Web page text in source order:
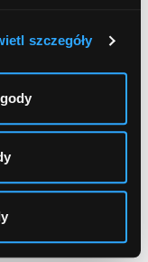
szczegóły